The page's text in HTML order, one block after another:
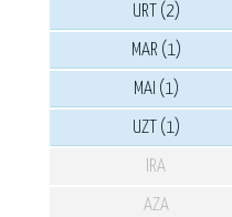
URT (2)
MAR (1)
MAI (1)
UZT (1)
IRA
AZA